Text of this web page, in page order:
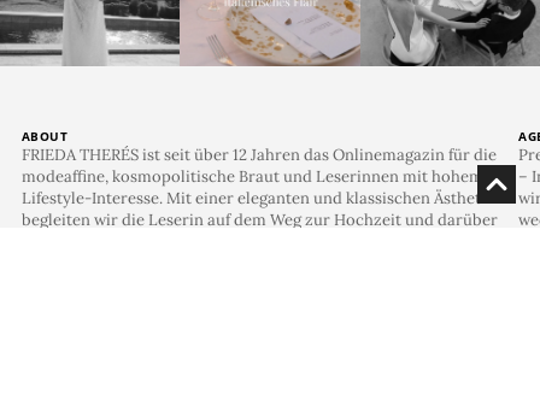
Blumensorten.
Eine Winterhochzeit hat ihren ganz eigenen Zauber.
Der Brautstrauß im Winter darf dieses Gefühl
aufgreifen – mit frostigen Farbtönen, besonderen